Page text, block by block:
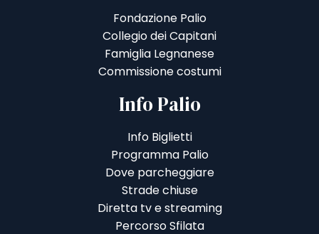
Fondazione Palio
Collegio dei Capitani
Famiglia Legnanese
Commissione costumi
Info Palio
Info Biglietti
Programma Palio
Dove parcheggiare
Strade chiuse
Diretta tv e streaming
Percorso Sfilata